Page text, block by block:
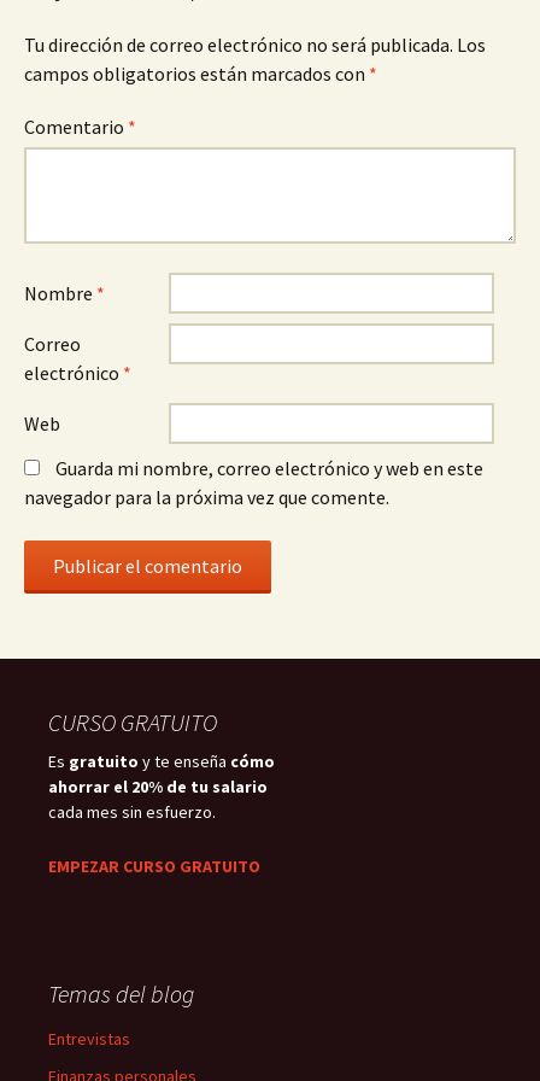
Tu dirección de correo electrónico no será publicada. Los
campos obligatorios están marcados con *
Comentario *
Nombre *
Correo
electrónico *
Web
Guarda mi nombre, correo electrónico y web en este
navegador para la próxima vez que comente.
CURSO GRATUITO
Es gratuito y te enseña cómo
ahorrar el 20% de tu salario
cada mes sin esfuerzo.
EMPEZAR CURSO GRATUITO
Temas del blog
Entrevistas
Finanzas personales